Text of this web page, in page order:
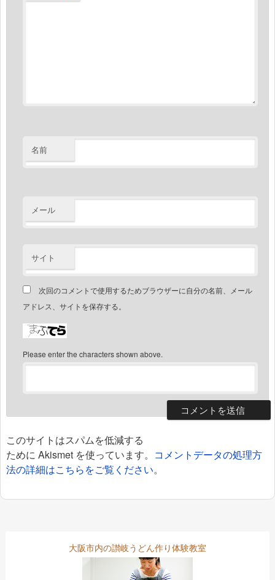
名前
メール
サイト
次回のコメントで使用するためブラウザーに自分の名前、メール
アドレス、サイトを保存する。
Please enter the characters shown above.
このサイトはスパムを低減する
ために Akismet を使っています。 コメントデータの処理方
法の詳細はこちらをご覧ください。
大阪市内の讃岐うどん作り体験教室